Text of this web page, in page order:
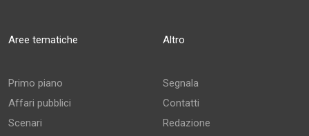
Aree tematiche
Primo piano
Affari pubblici
Scenari
Altro
Segnala
Contatti
Redazione